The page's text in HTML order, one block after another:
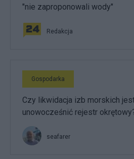
"nie zaproponowali wody"
Redakcja
Gospodarka
Czy likwidacja izb morskich
unowocześnić rejestr
seafarer